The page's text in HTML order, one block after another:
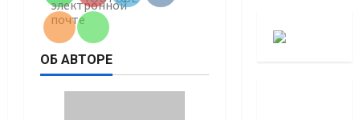
ОБ АВТОРЕ